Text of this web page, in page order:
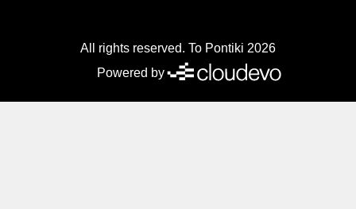
All rights reserved. To Pontiki 2026
Powered by